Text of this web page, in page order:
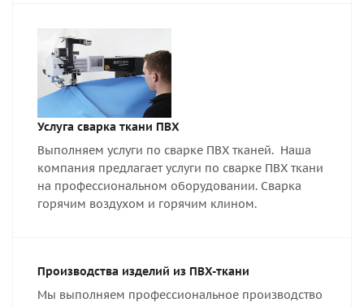
Услуга сварка ткани ПВХ
Выполняем услуги по сварке ПВХ тканей. Наша
компания предлагает услуги по сварке ПВХ ткани
на профессиональном оборудовании. Сварка
горячим воздухом и горячим клином.
Производства изделий из ПВХ-ткани
Мы выполняем профессиональное производство